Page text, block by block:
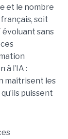
et le nombre
soit
évoluant sans
l’IA :
maîtrisent les
puissent